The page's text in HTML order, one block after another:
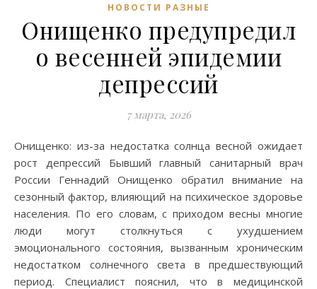
НОВОСТИ РАЗНЫЕ
Онищенко предупредил
о весенней эпидемии
депрессий
7 марта, 2026
Онищенко: из-за недостатка солнца весной ожидает
рост депрессий Бывший главный санитарный врач
России Геннадий Онищенко обратил внимание на
сезонный фактор, влияющий на психическое здоровье
населения. По его словам, с приходом весны многие
люди могут столкнуться с ухудшением
эмоционального состояния, вызванным хроническим
недостатком солнечного света в предшествующий
период. Специалист пояснил, что в медицинской